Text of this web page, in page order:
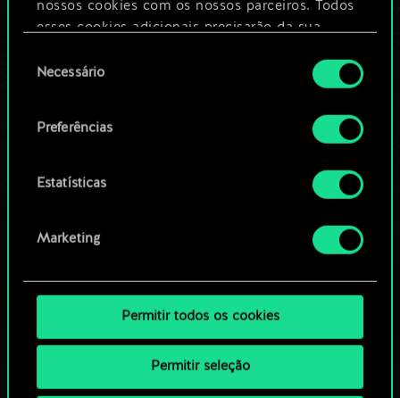
nossos cookies com os nossos parceiros. Todos
esses cookies adicionais precisarão da sua
Você encontrará todos os detalhes sobre o uso
de cookies e poderá ajustar as suas preferências
no menu "Configurações" abaixo.
deNecessário
Preferências
Estatísticas
Marketing
Permitir todos os cookies
Permitir seleção
comunidade